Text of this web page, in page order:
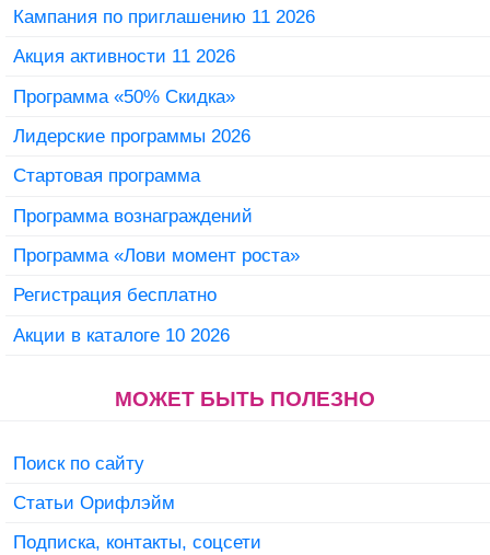
Кампания по приглашению 11 2026
Акция активности 11 2026
Программа «50% Скидка»
Лидерские программы 2026
Стартовая программа
Программа вознаграждений
Программа «Лови момент роста»
Регистрация бесплатно
Акции в каталоге 10 2026
МОЖЕТ БЫТЬ ПОЛЕЗНО
Поиск по сайту
Статьи Орифлэйм
Подписка, контакты, соцсети